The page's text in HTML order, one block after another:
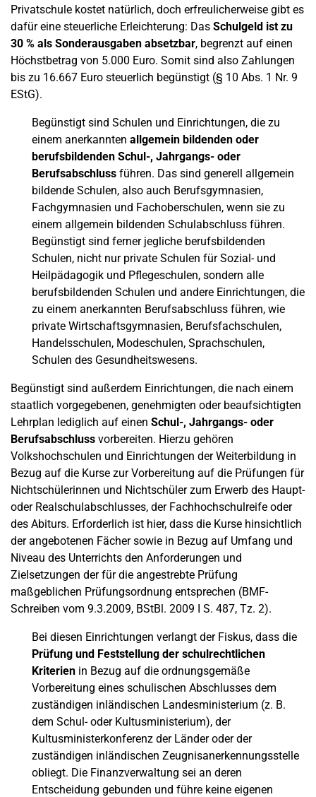
Privatschule kostet natürlich, doch erfreulicherweise gibt es
dafür eine steuerliche Erleichterung: Das Schulgeld ist zu
30 % als Sonderausgaben absetzbar, begrenzt auf einen
Höchstbetrag von 5.000 Euro. Somit sind also Zahlungen
bis zu 16.667 Euro steuerlich begünstigt (§ 10 Abs. 1 Nr. 9
EStG).
Begünstigt sind Schulen und Einrichtungen, die zu
einem anerkannten allgemein bildenden oder
berufsbildenden Schul-, Jahrgangs- oder
Berufsabschluss führen. Das sind generell allgemein
bildende Schulen, also auch Berufsgymnasien,
Fachgymnasien und Fachoberschulen, wenn sie zu
einem allgemein bildenden Schulabschluss führen.
Begünstigt sind ferner jegliche berufsbildenden
Schulen, nicht nur private Schulen für Sozial- und
Heilpädagogik und Pflegeschulen, sondern alle
berufsbildenden Schulen und andere Einrichtungen, die
zu einem anerkannten Berufsabschluss führen, wie
private Wirtschaftsgymnasien, Berufsfachschulen,
Handelsschulen, Modeschulen, Sprachschulen,
Schulen des Gesundheitswesens.
Begünstigt sind außerdem Einrichtungen, die nach einem
staatlich vorgegebenen, genehmigten oder beaufsichtigten
Lehrplan lediglich auf einen Schul-, Jahrgangs- oder
Berufsabschluss vorbereiten. Hierzu gehören
Volkshochschulen und Einrichtungen der Weiterbildung in
Bezug auf die Kurse zur Vorbereitung auf die Prüfungen für
Nichtschülerinnen und Nichtschüler zum Erwerb des Haupt-
oder Realschulabschlusses, der Fachhochschulreife oder
des Abiturs. Erforderlich ist hier, dass die Kurse hinsichtlich
der angebotenen Fächer sowie in Bezug auf Umfang und
Niveau des Unterrichts den Anforderungen und
Zielsetzungen der für die angestrebte Prüfung
maßgeblichen Prüfungsordnung entsprechen (BMF-
Schreiben vom 9.3.2009, BStBl. 2009 I S. 487, Tz. 2).
Bei diesen Einrichtungen verlangt der Fiskus, dass die
Prüfung und Feststellung der schulrechtlichen
Kriterien in Bezug auf die ordnungsgemäße
Vorbereitung eines schulischen Abschlusses dem
zuständigen inländischen Landesministerium (z. B.
dem Schul- oder Kultusministerium), der
Kultusministerkonferenz der Länder oder der
zuständigen inländischen Zeugnisanerkennungsstelle
obliegt. Die Finanzverwaltung sei an deren
Entscheidung gebunden und führe keine eigenen